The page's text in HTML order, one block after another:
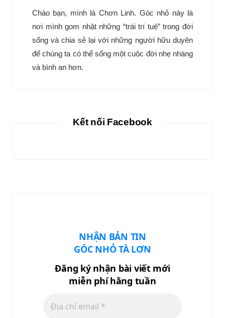
Chào bạn, mình là Chơn Linh. Góc nhỏ này là
nơi mình gom nhặt những “trái trí tuệ” trong đời
sống và chia sẻ lại với những người hữu duyên
để chúng ta có thể sống một cuộc đời nhẹ nhàng
và bình an hơn.
Kết nối Facebook
NHẬN BẢN TIN
GÓC NHỎ TÀ LƠN
Đăng ký nhận bài viết mới
miễn phí hằng tuần